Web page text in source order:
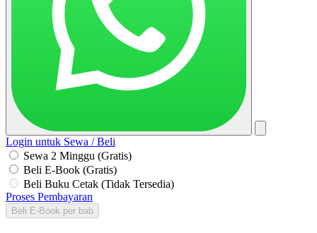
Login untuk Sewa / Beli
Sewa 2 Minggu (Gratis)
Beli E-Book (Gratis)
Beli Buku Cetak (Tidak Tersedia)
Proses Pembayaran
Beli E-Book per bab